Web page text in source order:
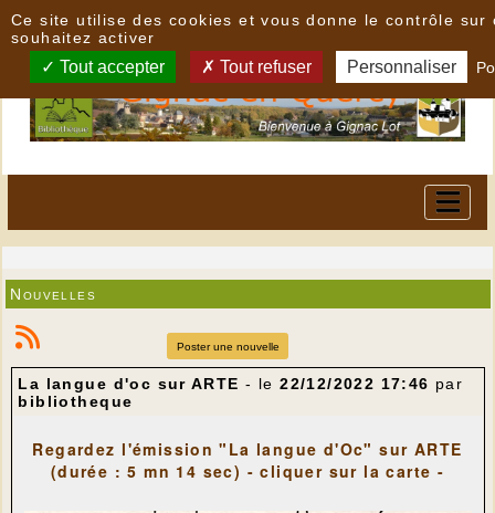
Nouvelles
Poster une nouvelle
La langue d'oc sur ARTE - le22/12/2022 17:46 par
bibliotheque
Regardez l'émission "La langue d'Oc" sur ARTE
(durée : 5 mn 14 sec) - cliquer sur la carte -
Ce site utilise des cookies et vous donne le contrôle sur
souhaitez activer
Tout accepter Tout refuser Personnaliser